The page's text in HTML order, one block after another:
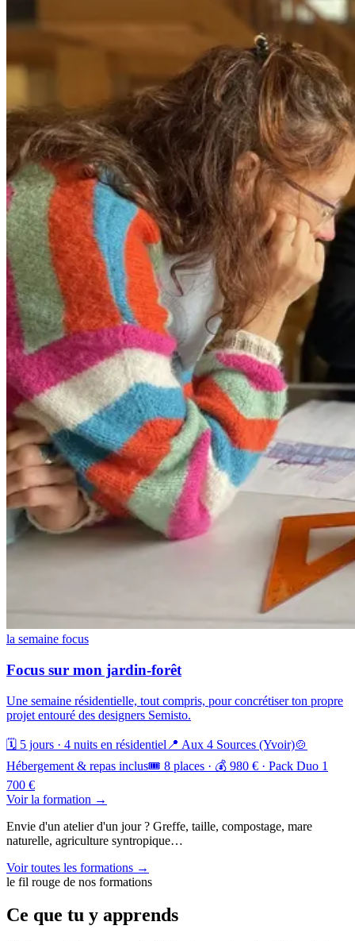
la semaine focus
Focus sur mon jardin-forêt
Une semaine résidentielle, tout compris, pour concrétiser ton propre
projet entouré des designers Semisto.
🗓️ 5 jours · 4 nuits en résidentiel 📍 Aux 4 Sources (Yvoir)🍲
Hébergement & repas inclus🎟️ 8 places · 💰 980 € · Pack Duo 1
700 €
Voir la formation →
Envie d'un atelier d'un jour ? Greffe, taille, compostage, mare
naturelle, agriculture syntropique…
Voir toutes les formations →
le fil rouge de nos formations
Ce que tu y apprends